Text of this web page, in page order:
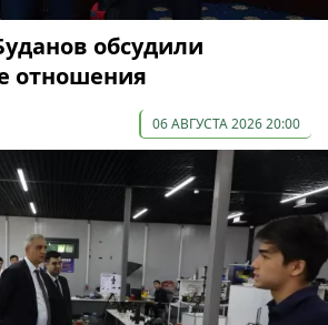
обсудили
отношения
06 АВГУСТА 2026 20:00